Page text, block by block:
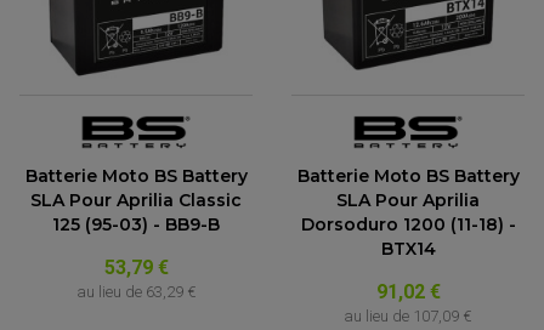
Batterie Moto BS Battery
SLA Pour Aprilia Classic
125 (95-03) - BB9-B
53,79 €
au lieu de 63,29 €
Batterie Moto BS Battery
SLA Pour Aprilia
Dorsoduro 1200 (11-18) -
BTX14
91,02 €
au lieu de 107,09 €